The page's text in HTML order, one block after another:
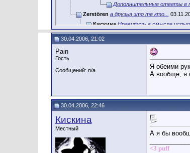
Дополнительные ответы в
Zerstören а друзья это те кто...
Кискина Нравится- в смысле
Светка сколько людей столько
Дополнительные ответы в
30.04.2006, 21:02
Pain
Гость
Сообщений: n/a
Я обеими
А вообще, я
30.04.2006, 22:46
Кискина
Местный
А я бы
<3 puff